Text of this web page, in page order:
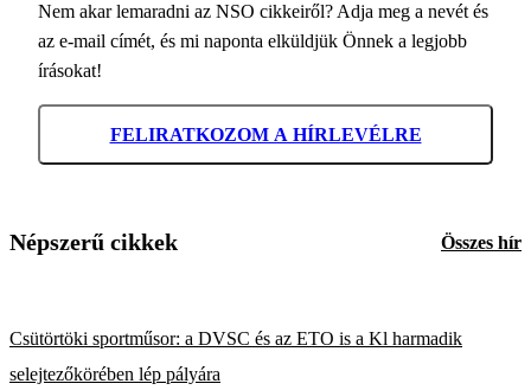
Nem akar lemaradni az NSO cikkeiről? Adja meg a nevét és
az e-mail címét, és mi naponta elküldjük Önnek a legjobb
írásokat!
FELIRATKOZOM A HÍRLEVÉLRE
Népszerű cikkek Összes hír
Csütörtöki sportműsor: a DVSC és az ETO is a Kl harmadik
selejtezőkörében lép pályára